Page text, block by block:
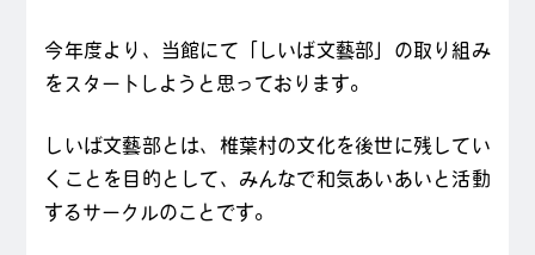
今年度より、当館にて「しいば文藝部」の取り組み
をスタートしようと思っております。
しいば文藝部とは、椎葉村の文化を後世に残してい
くことを目的として、みんなで和気あいあいと活動
するサークルのことです。